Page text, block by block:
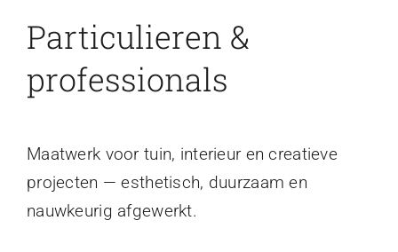
Particulieren &
professionals
Maatwerk voor tuin, interieur en creatieve
projecten — esthetisch, duurzaam en
nauwkeurig afgewerkt.